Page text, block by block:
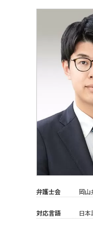
弁護士会 岡山
対応言語 日本